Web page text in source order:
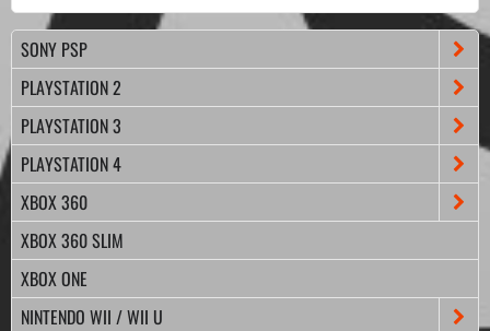
SONY PSP
PLAYSTATION 2
PLAYSTATION 3
PLAYSTATION 4
XBOX 360
XBOX 360 SLIM
XBOX ONE
NINTENDO WII / WII U